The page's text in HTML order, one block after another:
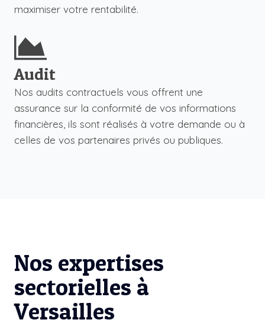
maximiser votre rentabilité.
Audit
Nos audits contractuels vous offrent une
assurance sur la conformité de vos informations
financières, ils sont réalisés à votre demande ou à
celles de vos partenaires privés ou publiques.
Nos expertises
sectorielles à
Versailles